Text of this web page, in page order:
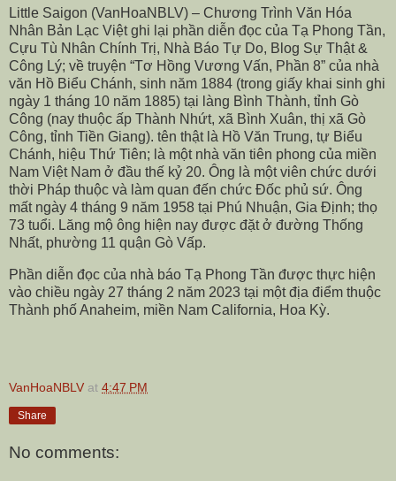
Little Saigon (VanHoaNBLV) – Chương Trình Văn Hóa
Nhân Bản Lạc Việt ghi lại phần diễn đọc của Tạ Phong Tần,
Cựu Tù Nhân Chính Trị, Nhà Báo Tự Do, Blog Sự Thật &
Công Lý; về truyện “Tơ Hồng Vương Vấn, Phần 8” của nhà
văn Hồ Biểu Chánh, sinh năm 1884 (trong giấy khai sinh ghi
ngày 1 tháng 10 năm 1885) tại làng Bình Thành, tỉnh Gò
Công (nay thuộc ấp Thành Nhứt, xã Bình Xuân, thị xã Gò
Công, tỉnh Tiền Giang). tên thật là Hồ Văn Trung, tự Biểu
Chánh, hiệu Thứ Tiên; là một nhà văn tiên phong của miền
Nam Việt Nam ở đầu thế kỷ 20. Ông là một viên chức dưới
thời Pháp thuộc và làm quan đến chức Đốc phủ sứ. Ông
mất ngày 4 tháng 9 năm 1958 tại Phú Nhuận, Gia Định; thọ
73 tuổi. Lăng mộ ông hiện nay được đặt ở đường Thống
Nhất, phường 11 quận Gò Vấp.
Phần diễn đọc của nhà báo Tạ Phong Tần được thực hiện
vào chiều ngày 27 tháng 2 năm 2023 tại một địa điểm thuộc
Thành phố Anaheim, miền Nam California, Hoa Kỳ.
VanHoaNBLV at 4:47 PM
Share
No comments: